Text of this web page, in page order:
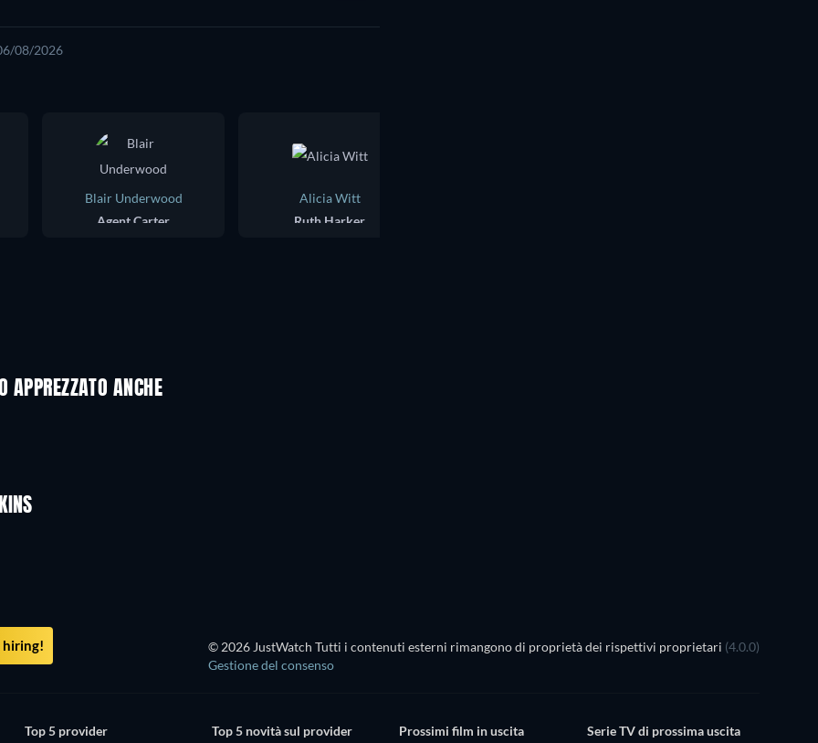
08/2026
Blair Underwood
Agent Carter
Alicia Witt
Ruth Harker
APPREZZATO ANCHE
hiring! © 2026 JustWatch Tutti i contenuti esterni rimangono di proprietà dei rispettivi proprietari (4.0.0)
Gestione del consenso
Top 5 provider Top 5 novità sul provider Prossimi film in uscita Serie TV di prossima uscita